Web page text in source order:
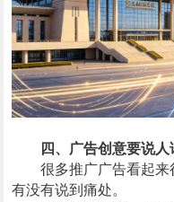
四、广告创意要说人
很多推广广告看起来
有没有说到痛处。